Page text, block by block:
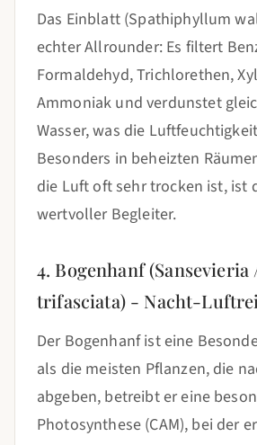
Das Einblatt (Spathiphyllum
echter Allrounder: Es filtert
Formaldehyd, Trichlorethen,
Ammoniak und verdunstet
Wasser, was die
Besonders in beheizten
die Luft oft sehr trocken ist, ist
wertvoller Begleiter.
4. Bogenhanf (Sansevieria
trifasciata) - Nacht-
Der Bogenhanf ist eine
als die meisten Pflanzen, die
abgeben, betreibt er eine
Photosynthese (CAM), bei der